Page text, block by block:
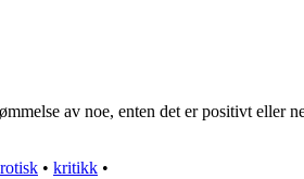
av noe, enten det er positivt eller
• kritikk •